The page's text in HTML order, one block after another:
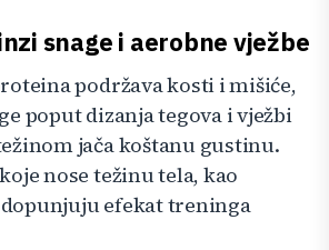
snage i aerobne vježbe
podržava kosti i mišiće,
poput dizanja tegova i vježbi
jača koštanu gustinu.
nose težinu tela, kao
efekat treninga